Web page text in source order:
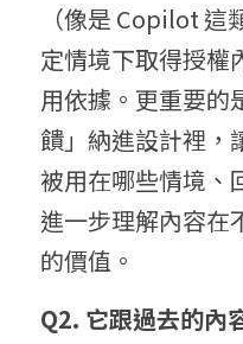
（像是 Copilot 這
定情境下取得授權
用依據。更重要的
饋」納進設計裡，
被用在哪些情境、
進一步理解內容在
的價值。
Q2. 它跟過去的內